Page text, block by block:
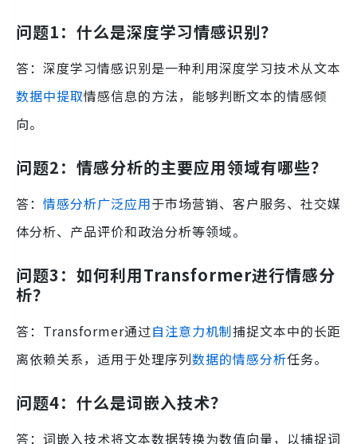
问题1：什么是深度学习情感识别？
答：深度学习情感识别是一种利用深度学习技术从文本
数据中提取情感信息的方法，能够判断文本的情感倾
向。
问题2：情感分析的主要应用领域有哪些？
答： 情感分析广泛应用于市场营销、客户服务、社交媒
体分析、产品评价和政治分析等领域。
问题3：如何利用Transformer进行情感分
析？
答：Transformer通过自注意力机制捕捉文本中的长距
离依赖关系，适用于处理序列数据的情感分析任务。
问题4：什么是词嵌入技术？
答：词嵌入技术将文本数据转换为数值向量，以捕捉词